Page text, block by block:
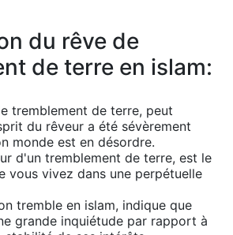
du rêve de
de terre en islam:
tremblement de terre, peut
du rêveur a été sévèrement
monde est en désordre.
d'un tremblement de terre, est le
vous vivez dans une perpétuelle
tremble en islam, indique que
grande inquiétude par rapport à